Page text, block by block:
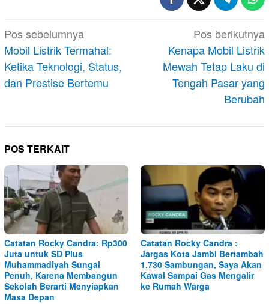
Navigasi
pos
Pos sebelumnya
Mobil Listrik Termahal:
Ketika Teknologi, Status,
dan Prestise Bertemu
Pos berikutnya
Kenapa Mobil Listrik
Mewah Tetap Laku di
Tengah Pasar yang
Berubah
POS TERKAIT
Catatan Rocky Candra: Rp300
Juta untuk SD Plus
Muhammadiyah Sungai
Penuh, Karena Membangun
Sekolah Berarti Menyiapkan
Masa Depan
Catatan Rocky Candra :
Jargas Kota Jambi Bertambah
1.730 Sambungan, Saya Akan
Kawal Sampai Gas Mengalir
ke Rumah Warga